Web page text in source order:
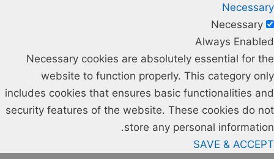
Necessary
Necessary
Always Enabled
Necessary cookies are absolutely essential for the
website to function properly. This category only
includes cookies that ensures basic functionalities and
security features of the website. These cookies do not
store any personal information.
SAVE & ACCEPT